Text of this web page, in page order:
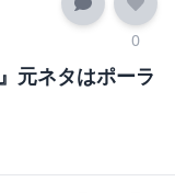
0
元ネタはポーラ